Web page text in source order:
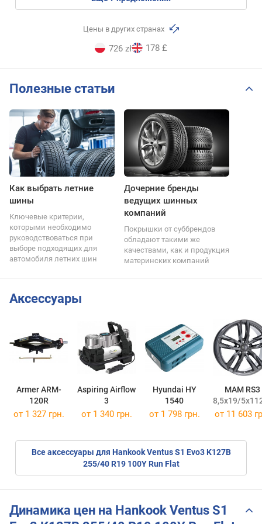
Цены в других странах
726 zł 178 £
Полезные статьи
Как выбрать летние
шины
Ключевые критерии,
которыми необходимо
руководствоваться при
выборе подходящих для
автомобиля летних шин
Дочерние бренды
ведущих шинных
компаний
Покрышки от суббрендов
обладают такими же
качествами, как и продукция
материнских компаний
Аксессуары
Armer ARM-
120R
Aspiring Airflow
3
Hyundai HY
1540
MAM RS3
8,5x19/
от 1 327 грн. от 1 340 грн. от 1 798 грн. от 11 603
Все аксессуары для Hankook Ventus S1 Evo3 K127B
255/40 R19 100Y Run Flat
Динамика цен на Hankook Ventus S1